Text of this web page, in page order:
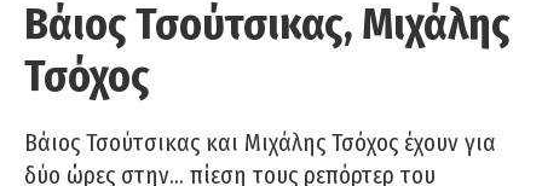
Βάιος Τσούτσικας, Μιχάλης
Τσόχος
Βάιος Τσούτσικας και Μιχάλης Τσόχος έχουν για
δύο ώρες στην… πίεση τους ρεπόρτερ του